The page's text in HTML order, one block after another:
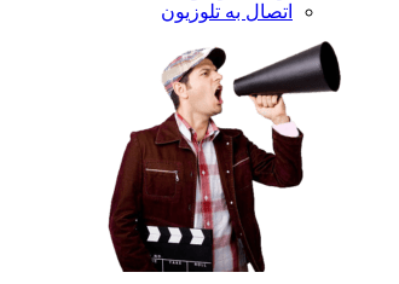
اتصال به تلوزیون